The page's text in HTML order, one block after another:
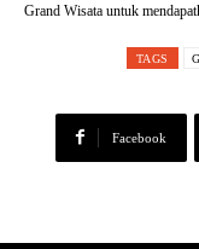
Grand Wisata untuk
TAGS
Facebook